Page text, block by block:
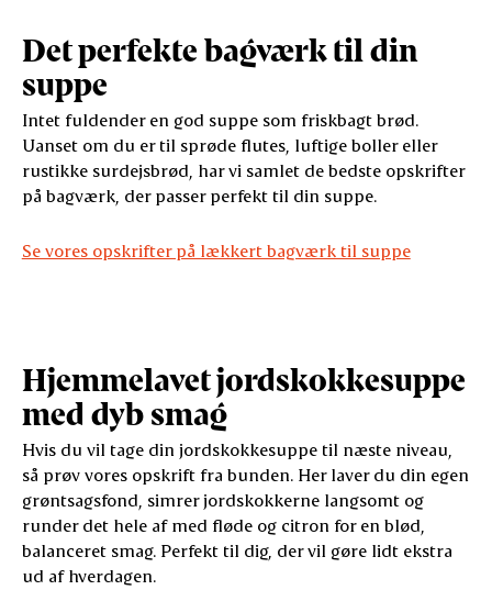
Det perfekte bagværk til din
suppe
Intet fuldender en god suppe som friskbagt brød.
Uanset om du er til sprøde flutes, luftige boller eller
rustikke surdejsbrød, har vi samlet de bedste opskrifter
på bagværk, der passer perfekt til din suppe.
Se vores opskrifter på lækkert bagværk til suppe
Hjemmelavet jordskokkesuppe
med dyb smag
Hvis du vil tage din jordskokkesuppe til næste niveau,
så prøv vores opskrift fra bunden. Her laver du din egen
grøntsagsfond, simrer jordskokkerne langsomt og
runder det hele af med fløde og citron for en blød,
balanceret smag. Perfekt til dig, der vil gøre lidt ekstra
ud af hverdagen.